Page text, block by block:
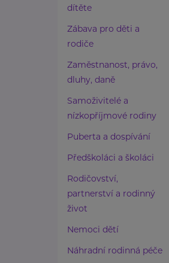
dítěte
Zábava pro děti a
rodiče
Zaměstnanost, právo,
dluhy, daně
Samoživitelé a
nízkopříjmové rodiny
Puberta a dospívání
Předškoláci a školáci
Rodičovství,
partnerství a rodinný
život
Nemoci dětí
Náhradní rodinná péče